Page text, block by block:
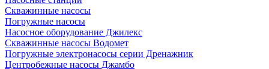
Скважинные насосы
Погружные насосы
Насосное оборудование Джилекс
Скважинные насосы Водомет
Погружные электронасосы серии Дренажник
Центробежные насосы Джамбо